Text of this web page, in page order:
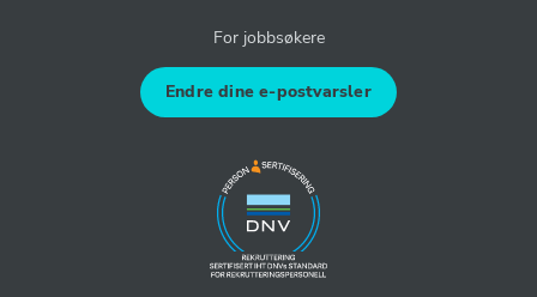
For jobbsøkere
Endre dine e-postvarsler